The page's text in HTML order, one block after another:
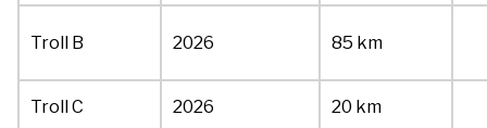
Troll B 2026 85 km
Troll C 2026 20 km